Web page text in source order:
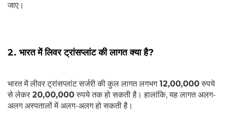
जाए।
2. भारत में लिवर ट्रांसप्लांट की लागत क्या है?
भारत में लीवर ट्रांसप्लांट सर्जरी की कुल लागत लगभग 12,00,000रुपये
से लेकर 20,00,000रुपये तक हो सकती है। हालांकि, यह लागत अलग-
अलग अस्पतालों में अलग-अलग हो सकती है।